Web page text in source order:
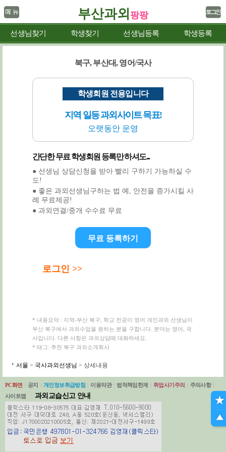
부산과외 팡팡
선생님찾기 학생찾기 선생님등록 학생등록
북구, 부산대, 영어/국사
학생회원 전용입니다
지역 일등 과외사이트 목표!
오랫동안 운영
간단한 무료 학생회원 등록만 하셔도...
● 선생님 상담신청을 받아 빨리 구하기 가능하실 수
도!
● 좋은 과외선생님구하는 법 예, 안전을 증가시킬 사
례 무료제공!
● 과외연결/중개 수수료 무료
무료 등록하기
로그인 >>
* 내용요약 : 지역-부산 북구, 학교 전공이 영어 개인과외 선생님이
부산 북구에서 과외수업을 원하는 분을 구합니다. 분야는 영어, 국
사입니다. 다른 사항은 과외상담때 대화하세요.
* 태그: 추천 북구 과외소개회사
서울 > 국사과외선생님 > 상세내용
PC화면 공지 개인정보취급방침 이용약관 법적책임한계 취업사기주의 주의사항
사이트맵
과외교습신고 안내